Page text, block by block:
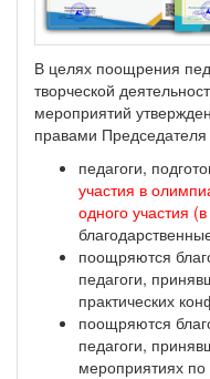
В целях поощрения
творческой
мероприятий
правами
педагоги,
участия в
одного участия
поощряются
педагоги,
практических
поощряются
педагоги,
мероприятиях